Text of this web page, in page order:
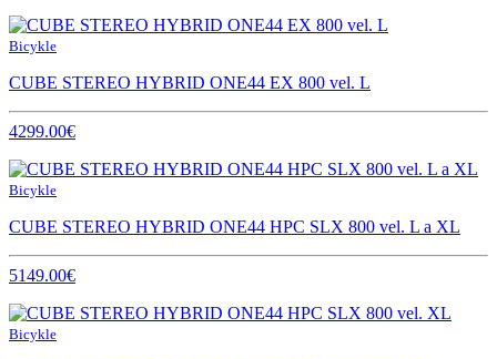
Bicykle
CUBE STEREO HYBRID ONE44 EX 800 vel. L
4299.00€
Bicykle
CUBE STEREO HYBRID ONE44 HPC SLX 800 vel. L a XL
5149.00€
Bicykle